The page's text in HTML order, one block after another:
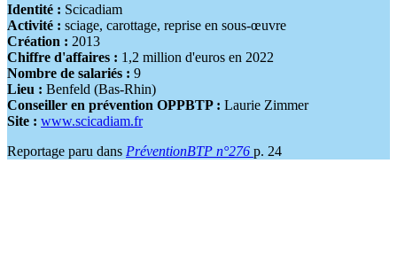
Identité : Scicadiam
Activité : sciage, carottage, reprise en sous-œuvre
Création : 2013
Chiffre d'affaires : 1,2 million d'euros en 2022
Nombre de salariés : 9
Lieu : Benfeld (Bas-Rhin)
Conseiller en prévention OPPBTP : Laurie Zimmer
Site : www.scicadiam.fr
Reportage paru dans PréventionBTP n°276 p. 24